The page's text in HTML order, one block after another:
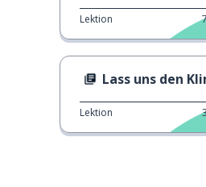
Lektion
Lass uns den
Lektion